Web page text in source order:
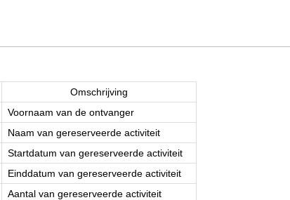
Omschrijving
Voornaam van de ontvanger
Naam van gereserveerde activiteit
Startdatum van gereserveerde activiteit
Einddatum van gereserveerde activiteit
Aantal van gereserveerde activiteit